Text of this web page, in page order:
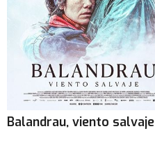
Balandrau, viento salvaje